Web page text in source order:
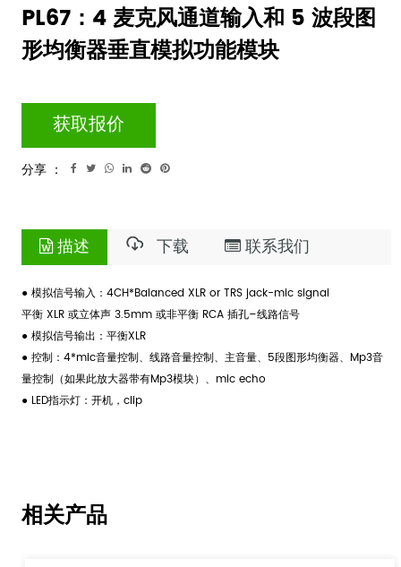
PL67：4 麦克风通道输入和 5 波段图
形均衡器垂直模拟功能模块
获取报价
分享 ：
描述 下载 联系我们
● 模拟信号输入：4CH*Balanced XLR or TRS jack-mic signal
平衡 XLR 或立体声 3.5mm 或非平衡 RCA 插孔–线路信号
● 模拟信号输出：平衡XLR
● 控制：4*mic音量控制、线路音量控制、主音量、5段图形均衡器、Mp3音
量控制（如果此放大器带有Mp3模块）、mic echo
● LED指示灯：开机，clip
相关产品